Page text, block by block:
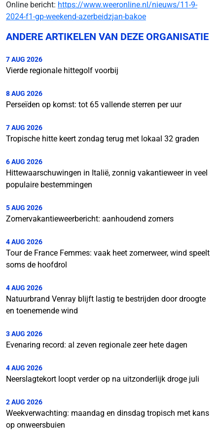
Online bericht: https://www.weeronline.nl/nieuws/11-9-
2024-f1-gp-weekend-azerbeidzjan-bakoe
ANDERE ARTIKELEN VAN DEZE ORGANISATIE
7 AUG 2026
Vierde regionale hittegolf voorbij
8 AUG 2026
Perseïden op komst: tot 65 vallende sterren per uur
7 AUG 2026
Tropische hitte keert zondag terug met lokaal 32 graden
6 AUG 2026
Hittewaarschuwingen in Italië, zonnig vakantieweer in veel
populaire bestemmingen
5 AUG 2026
Zomervakantieweerbericht: aanhoudend zomers
4 AUG 2026
Tour de France Femmes: vaak heet zomerweer, wind speelt
soms de hoofdrol
4 AUG 2026
Natuurbrand Venray blijft lastig te bestrijden door droogte
en toenemende wind
3 AUG 2026
Evenaring record: al zeven regionale zeer hete dagen
4 AUG 2026
Neerslagtekort loopt verder op na uitzonderlijk droge juli
2 AUG 2026
Weekverwachting: maandag en dinsdag tropisch met kans
op onweersbuien